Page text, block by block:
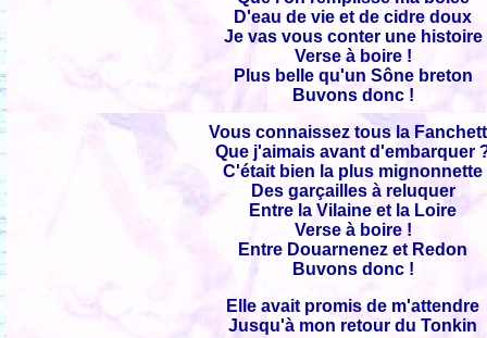
D'eau de vie et de cidre doux
Je vas vous conter une histoire
Verse à boire !
Plus belle qu'un Sône breton
Buvons donc !
Vous connaissez tous la
Que j'aimais avant d'embarquer
C'était bien la plus mignonnette
Des garçailles à reluquer
Entre la Vilaine et la Loire
Verse à boire !
Entre Douarnenez et Redon
Buvons donc !
Elle avait promis de m'attendre
Jusqu'à mon retour du Tonkin